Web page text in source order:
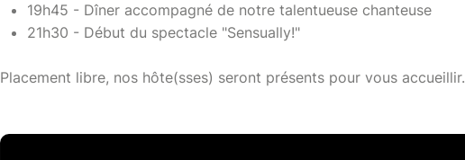
19h45 - Dîner accompagné de notre talentueuse chanteuse
21h30 - Début du spectacle "Sensually!"
Placement libre, nos hôte(sses) seront présents pour vous accueillir.